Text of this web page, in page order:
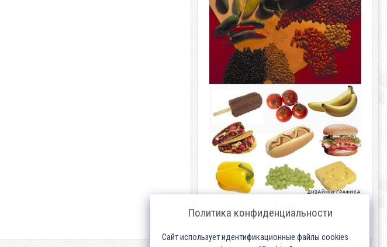
Food
Политика конфиденциальности
Сайт использует идентификационные файлы cookies